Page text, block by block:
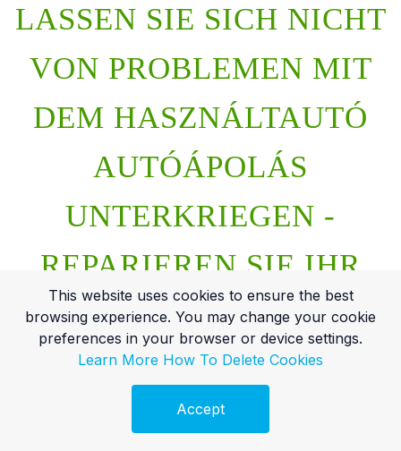
LASSEN SIE SICH NICHT
VON PROBLEMEN MIT
DEM HASZNÁLTAUTÓ
AUTÓÁPOLÁS
UNTERKRIEGEN -
REPARIEREN SIE IHR
HASZNÁLTAUTÓ
AUTÓÁPOLÁS RICHTIG
This website uses cookies to ensure the best
browsing experience. You may change your cookie
preferences in your browser or device settings.
Learn More How To Delete Cookies
Accept